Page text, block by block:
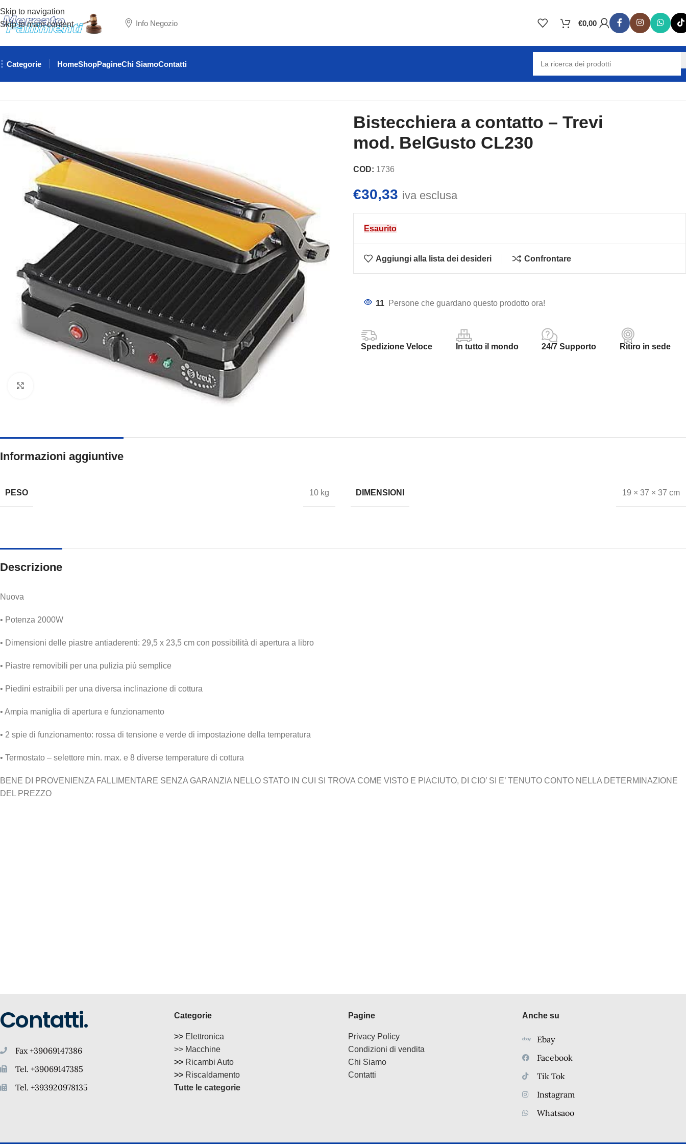
Skip to navigation
Skip to main content
Info Negozio €0,00
Categorie HomeShopPagineChi SiamoContatti
Bistecchiera a contatto – Trevi
mod. BelGusto CL230
COD: 1736
€30,33 iva esclusa
Esaurito
Aggiungi alla lista dei desideri Confrontare
11 Persone che guardano questo prodotto ora!
Spedizione Veloce In tutto il mondo 24/7 Supporto Ritiro in sede
Informazioni aggiuntive
PESO 10 kg DIMENSIONI 19 × 37 × 37 cm
Descrizione
Nuova
• Potenza 2000W
• Dimensioni delle piastre antiaderenti: 29,5 x 23,5 cm con possibilità di apertura a libro
• Piastre removibili per una pulizia più semplice
• Piedini estraibili per una diversa inclinazione di cottura
• Ampia maniglia di apertura e funzionamento
• 2 spie di funzionamento: rossa di tensione e verde di impostazione della temperatura
• Termostato – selettore min. max. e 8 diverse temperature di cottura
BENE DI PROVENIENZA FALLIMENTARE SENZA GARANZIA NELLO STATO IN CUI SI TROVA COME VISTO E PIACIUTO, DI CIO’ SI E’ TENUTO CONTO NELLA DETERMINAZIONE
DEL PREZZO
Contatti.
Fax +39069147386
Tel. +39069147385
Tel. +393920978135
Categorie
>>Elettronica
>> Macchine
>>Ricambi Auto
>>Riscaldamento
Tutte le categorie
Pagine
Privacy Policy
Condizioni di vendita
Chi Siamo
Contatti
Anche su
Ebay
Facebook
Tik Tok
Instagram
Whatsaoo